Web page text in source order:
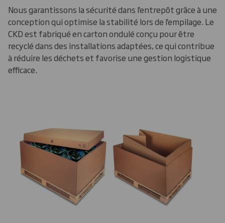
Nous garantissons la sécurité dans l'entrepôt grâce à une
conception qui optimise la stabilité lors de l'empilage. Le
CKD est fabriqué en carton ondulé conçu pour être
recyclé dans des installations adaptées, ce qui contribue
à réduire les déchets et favorise une gestion logistique
efficace.